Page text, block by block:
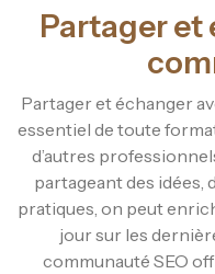
Partager et
Partager et échanger
essentiel de toute
d’autres
partageant des idées,
pratiques, on peut
jour sur les
communauté SEO